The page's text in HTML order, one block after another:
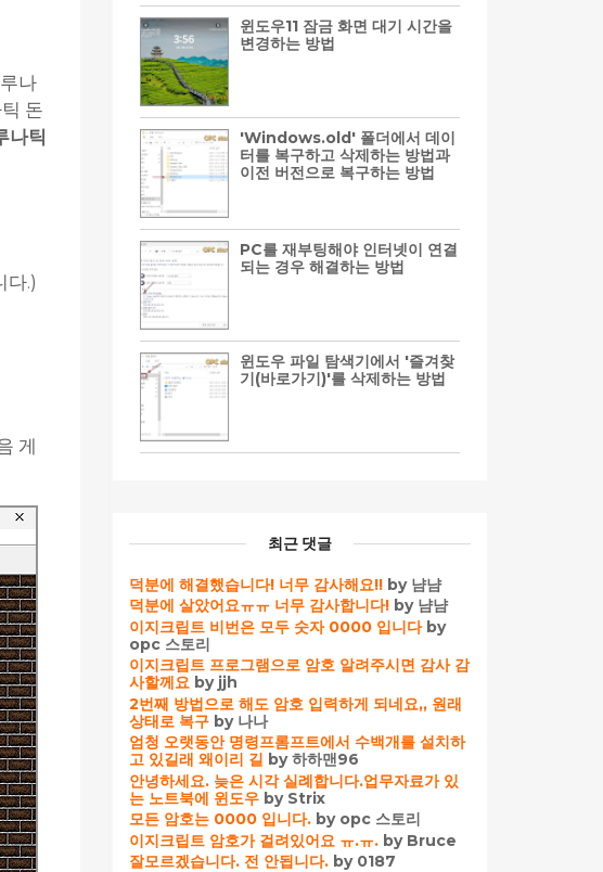
나
돈
나틱
다.)
게
윈도우11 잠금 화면 대기 시간을
변경하는 방법
'Windows.old' 폴더에서 데이
터를 복구하고 삭제하는 방법과
이전 버전으로 복구하는 방법
PC를 재부팅해야 인터넷이 연결
되는 경우 해결하는 방법
윈도우 파일 탐색기에서 '즐겨찾
기(바로가기)'를 삭제하는 방법
최근 댓글
덕분에 해결했습니다! 너무 감사해요!! by 냠냠
덕분에 살았어요ㅠㅠ 너무 감사합니다! by 냠냠
이지크립트 비번은 모두 숫자 0000 입니다by
opc 스토리
이지크립트 프로그램으로 암호 알려주시면 감사 감
사할께요 by jjh
2번째 방법으로 해도 암호 입력하게 되네요,, 원래
상태로 복구 by 나나
엄청 오랫동안 명령프롬프트에서 수백개를 설치하
고 있길래 왜이리 길 by 하하맨96
안녕하세요. 늦은 시각 실례합니다.업무자료가 있
는 노트북에 윈도우 by Strix
모든 암호는 0000 입니다. by opc 스토리
이지크립트 암호가 걸려있어요 ㅠ.ㅠ. by Bruce
잘모르겠습니다. 전 안됩니다. by 0187